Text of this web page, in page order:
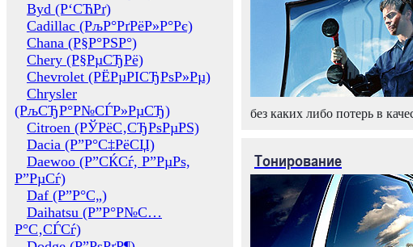
Byd (Р‘СЋРґ)
Cadillac (РљР°РґРёР»Р°Рє)
Chana (Р§Р°РЅР°)
Chery (Р§РµСЂРё)
Chevrolet (РЁРµРІСЂРѕР»Рµ)
Chrysler
(РљСЂР°Р№СЃР»РµСЂ)
Citroen (РЎРёС‚СЂРѕРµРЅ)
Dacia (Р”Р°С‡РёСЏ)
Daewoo (Р”СЌСѓ, Р”РµРѕ,
Р”РµСѓ)
Daf (Р”Р°С„)
Daihatsu (Р”Р°Р№С…
Р°С‚СЃСѓ)
без каких либо потерь в
Тонирование